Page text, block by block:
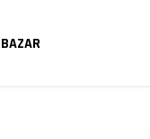
BAZAR